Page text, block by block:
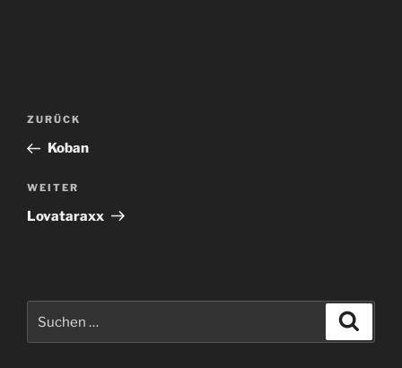
Beitragsnavigation
Vorheriger
Beitrag
ZURÜCK
Koban
Nächster
Beitrag
WEITER
Lovataraxx
nach: